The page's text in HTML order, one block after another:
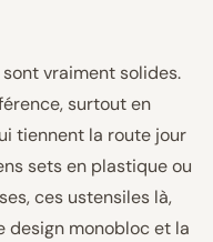
vraiment solides.
surtout en
tiennent la route jour
sets en plastique ou
ces ustensiles là,
design monobloc et la